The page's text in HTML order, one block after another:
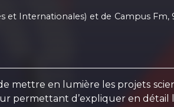
et Internationales) et de Campus
mettre en lumière les projets
permettant d’expliquer en